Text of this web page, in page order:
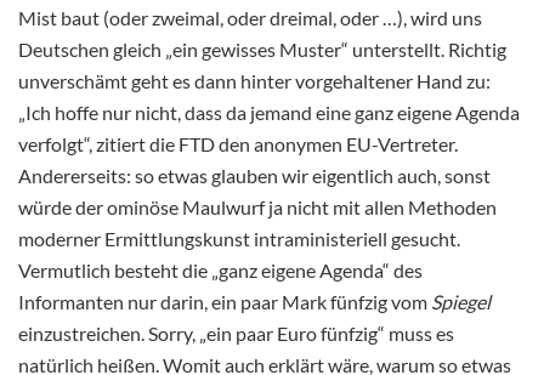
Mist baut (oder zweimal, oder dreimal, oder …), wird uns
Deutschen gleich „ein gewisses Muster“ unterstellt. Richtig
unverschämt geht es dann hinter vorgehaltener Hand zu:
„Ich hoffe nur nicht, dass da jemand eine ganz eigene Agenda
verfolgt“, zitiert die FTD den anonymen EU-Vertreter.
Andererseits: so etwas glauben wir eigentlich auch, sonst
würde der ominöse Maulwurf ja nicht mit allen Methoden
moderner Ermittlungskunst intraministeriell gesucht.
Vermutlich besteht die „ganz eigene Agenda“ des
Informanten nur darin, ein paar Mark fünfzig vom Spiegel
einzustreichen. Sorry, „ein paar Euro fünfzig“ muss es
natürlich heißen. Womit auch erklärt wäre, warum so etwas